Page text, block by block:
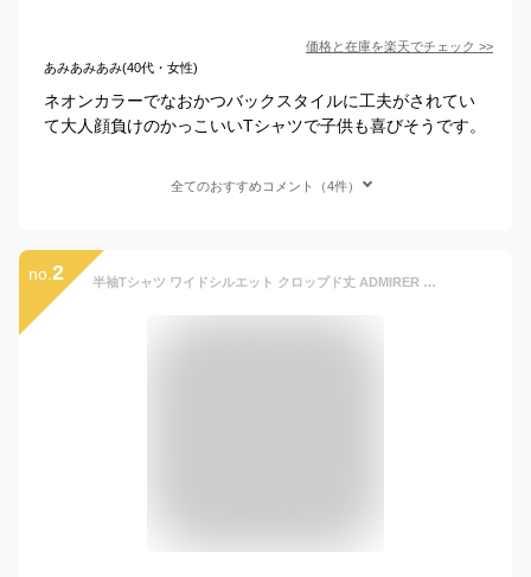
価格と在庫を楽天でチェック >>
あみあみあみ(40代・女性)
ネオンカラーでなおかつバックスタイルに工夫がされてい
て大人顔負けのかっこいいTシャツで子供も喜びそうです。
全てのおすすめコメント（4件）
no. 2 半袖Tシャツ ワイドシルエット クロップド丈 ADMIRER 女の子 キッズ ジュニア 夏 綿100% プリント トップス プリントTシャツ 子供 子供服 ダンスウェア ダンス衣装 LOVE POWERS ラブパワーズ 130 140 150 160 水色 チャコールグレー 752021